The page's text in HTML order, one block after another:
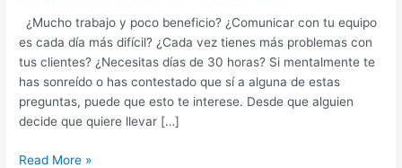
¿Mucho trabajo y poco beneficio? ¿Comunicar con tu equipo
es cada día más difícil? ¿Cada vez tienes más problemas con
tus clientes? ¿Necesitas días de 30 horas? Si mentalmente te
has sonreído o has contestado que sí a alguna de estas
preguntas, puede que esto te interese. Desde que alguien
decide que quiere llevar […]
Mejorar
los
Resultados
de
Tu
Organización
Read More »